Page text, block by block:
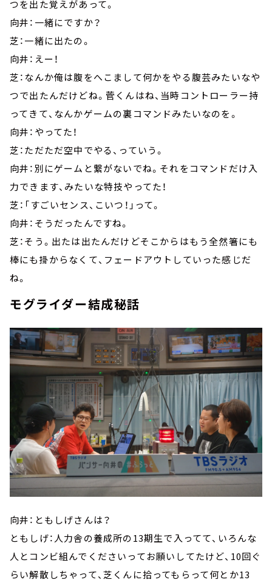
つを出た覚えがあって。
向井：一緒にですか？
芝：一緒に出たの。
向井：えー！
芝：なんか俺は腹をへこまして何かをやる腹芸みたいなや
つで出たんだけどね。菅くんはね、当時コントローラー持
ってきて、なんかゲームの裏コマンドみたいなのを。
向井：やってた！
芝：ただただ空中でやる、っていう。
向井：別にゲームと繋がないでね。それをコマンドだけ入
力できます、みたいな特技やってた！
芝：「すごいセンス、こいつ！」って。
向井：そうだったんですね。
芝：そう。出たは出たんだけどそこからはもう全然箸にも
棒にも掛からなくて、フェードアウトしていった感じだ
ね。
モグライダー結成秘話
向井：ともしげさんは？
ともしげ：人力舎の養成所の13期生で入ってて、いろんな
人とコンビ組んでくださいってお願いしてたけど、10回ぐ
らい解散しちゃって、芝くんに拾ってもらって何とか13